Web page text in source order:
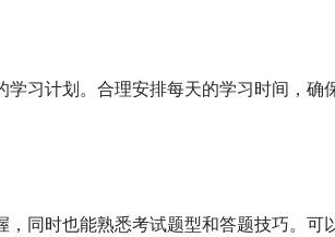
习计划。合理安排每天的学习时间，确
同时也能熟悉考试题型和答题技巧。可